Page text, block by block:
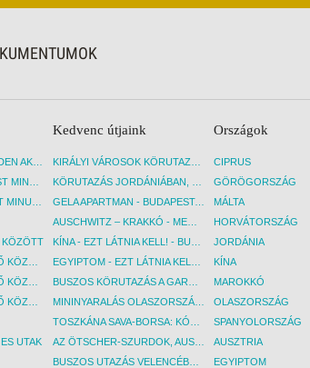
KÖZÖTT
UTAK
Kedvenc útjaink
GELA APARTMAN - BUDAPEST, REPÜLŐ
Országok
CIPRUS
GÖRÖGORSZÁG
MÁLTA
HORVÁTORSZÁG
JORDÁNIA
KÍNA
MAROKKÓ
OLASZORSZÁG
SPANYOLORSZÁG
AUSZTRIA
EGYIPTOM